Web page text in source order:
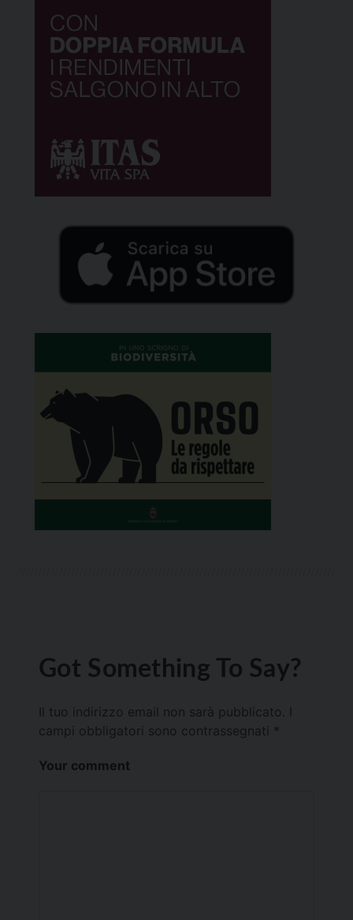
Got Something To Say?
Il tuo indirizzo email non sarà pubblicato.
campi obbligatori sono contrassegnati *
Your comment